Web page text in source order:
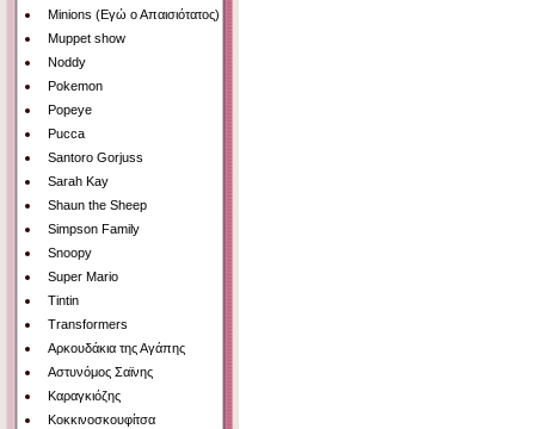
Minions (Εγώ ο Απαισιότατος)
Muppet show
Noddy
Pokemon
Popeye
Pucca
Santoro Gorjuss
Sarah Kay
Shaun the Sheep
Simpson Family
Snoopy
Super Mario
Tintin
Transformers
Αρκουδάκια της Αγάπης
Αστυνόμος Σαϊνης
Καραγκιόζης
Κοκκινοσκουφίτσα